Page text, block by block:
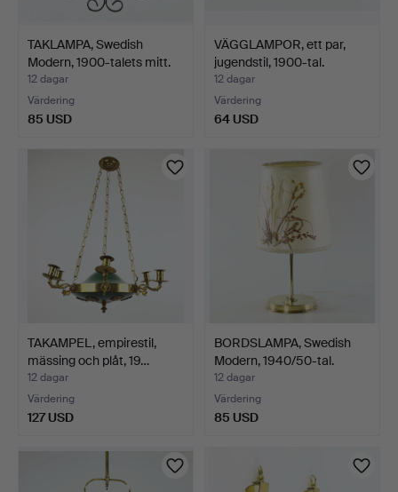
TAKLAMPA, Swedish
Modern, 1900-talets mitt.
12 dagar
Värdering
85 USD
VÄGGLAMPOR, ett par,
jugendstil, 1900-tal.
12 dagar
Värdering
64 USD
TAKAMPEL, empirestil,
mässing och plåt, 19…
12 dagar
Värdering
127 USD
BORDSLAMPA, Swedish
Modern, 1940/50-tal.
12 dagar
Värdering
85 USD